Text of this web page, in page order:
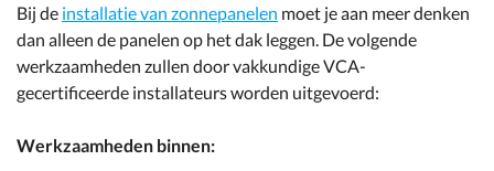
Bij de installatie van zonnepanelen moet je aan meer denken
dan alleen de panelen op het dak leggen. De volgende
werkzaamheden zullen door vakkundige VCA-
gecertificeerde installateurs worden uitgevoerd:
Werkzaamheden binnen: